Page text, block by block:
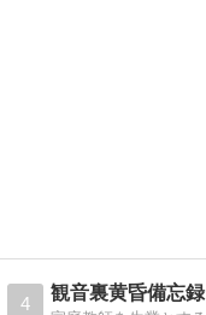
4
観音裏黄昏備忘録